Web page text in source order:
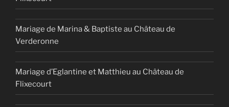
Mariage de Marina & Baptiste au Château de
Verderonne
Mariage d’Eglantine et Matthieu au Château de
Flixecourt